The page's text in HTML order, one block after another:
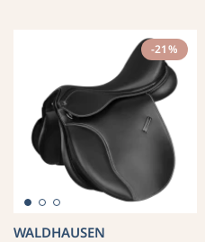
-21%
WALDHAUSEN